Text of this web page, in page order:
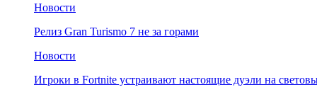
Новости
Релиз Gran Turismo 7 не за горами
Новости
Игроки в Fortnite устраивают настоящие дуэли на